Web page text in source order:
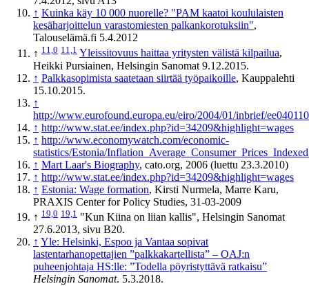
↑ Kuinka käy 10 000 nuorelle? "PAM kaatoi koululaisten
kesäharjoittelun varastomiesten palkankorotuksiin",
Talouselämä.fi 5.4.2012
↑ 11,0 11,1 Yleissitovuus haittaa yritysten välistä kilpailua,
Heikki Pursiainen, Helsingin Sanomat 9.12.2015.
↑ Palkkasopimista saatetaan siirtää työpaikoille, Kauppalehti
15.10.2015.
↑
http://www.eurofound.europa.eu/eiro/2004/01/inbrief/
↑ http://www.stat.ee/index.php?id=34209&highlight=wages
↑ http://www.economywatch.com/economic-
statistics/Estonia/
↑ Mart Laar's Biography, cato.org, 2006 (luettu 23.3.2010)
↑ http://www.stat.ee/index.php?id=34209&highlight=wages
↑ Estonia: Wage formation, Kirsti Nurmela, Marre Karu,
PRAXIS Center for Policy Studies, 31-03-2009
↑ 19,0 19,1 "Kun Kiina on liian kallis", Helsingin Sanomat
27.6.2013, sivu B20.
↑ Yle: Helsinki, Espoo ja Vantaa sopivat
lastentarhanopettajien ”palkkakartellista” – OAJ:n
puheenjohtaja HS:lle: ”Todella pöyristyttävä ratkaisu”
Helsingin Sanomat. 5.3.2018.